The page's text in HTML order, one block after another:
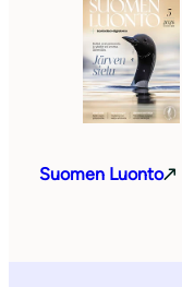
Suomen Luonto